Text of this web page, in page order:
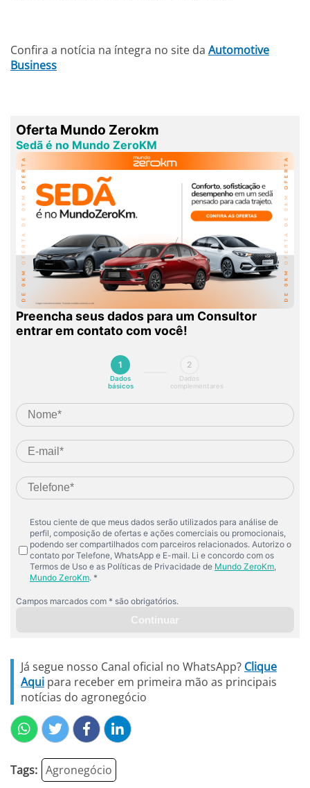
Confira a notícia na íntegra no site da Automotive
Business
Já segue nosso Canal oficial no WhatsApp? Clique
Aqui para receber em primeira mão as principais
notícias do agronegócio
Tags: Agronegócio